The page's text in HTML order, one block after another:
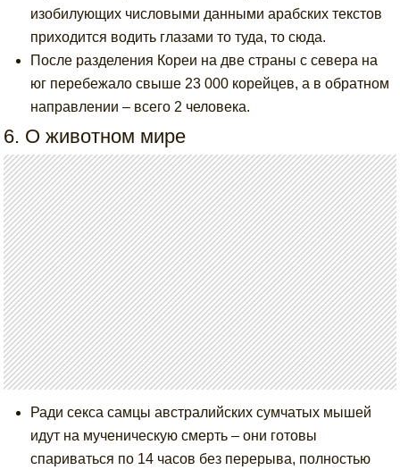
изобилующих числовыми данными арабских текстов
приходится водить глазами то туда, то сюда.
После разделения Кореи на две страны с севера на
юг перебежало свыше 23 000 корейцев, а в обратном
направлении – всего 2 человека.
6. О животном мире
Ради секса самцы австралийских сумчатых мышей
идут на мученическую смерть – они готовы
спариваться по 14 часов без перерыва, полностью